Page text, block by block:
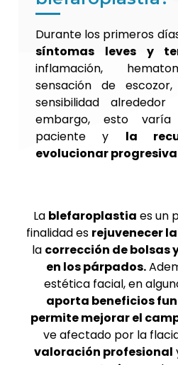
Durante los primeros
síntomas leves y
inflamación,
sensación de
sensibilidad
embargo, esto
paciente y la
evolucionar
La blefaroplastia es un
finalidad es rejuvenecer
la corrección de bolsas
en los párpados.
estética facial, en
aporta beneficios
permite mejorar el
ve afectado por la
valoración profesional